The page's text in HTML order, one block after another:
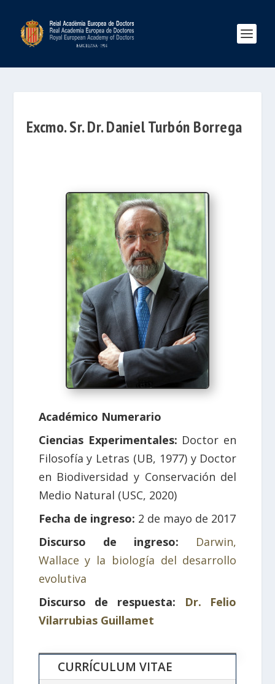
Excmo. Sr. Dr. Daniel Turbón Borrega
Académico Numerario
Ciencias Experimentales: Doctor en
Filosofía y Letras (UB, 1977) y Doctor
en Biodiversidad y Conservación del
Medio Natural (USC, 2020)
Fecha de ingreso: 2 de mayo de 2017
Discurso de ingreso:
Darwin,
Wallace y la biología del desarrollo
evolutiva
Discurso de respuesta:
Dr. Felio
Vilarrubias Guillamet
CURRÍCULUM VITAE